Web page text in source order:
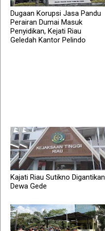
Dugaan Korupsi Jasa Pandu
Perairan Dumai Masuk
Penyidikan, Kejati Riau
Geledah Kantor Pelindo
Kajati Riau Sutikno Digantikan
Dewa Gede